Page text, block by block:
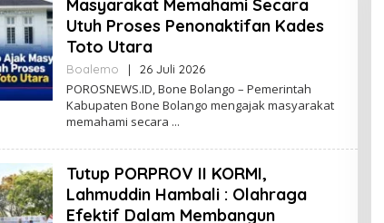
Masyarakat Memahami Secara
Utuh Proses Penonaktifan Kades
Toto Utara
Boalemo | 26 Juli 2026O
L
E
H
O
N
E
POROSNEWS.ID, Bone Bolango – Pemerintah
Kabupaten Bone Bolango mengajak masyarakat
memahami secara
Tutup PORPROV II KORMI,
Lahmuddin Hambali : Olahraga
Efektif Dalam Membangun